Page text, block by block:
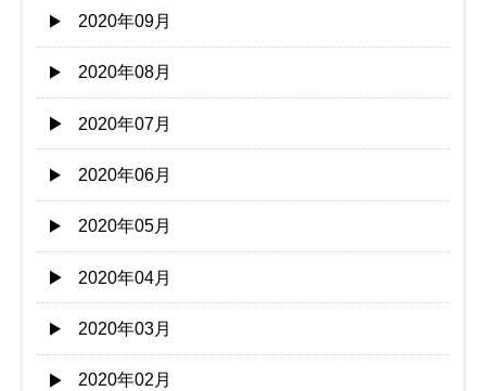
2020年09月
2020年08月
2020年07月
2020年06月
2020年05月
2020年04月
2020年03月
2020年02月